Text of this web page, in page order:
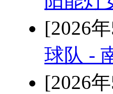
[2026
球队 -
[2026